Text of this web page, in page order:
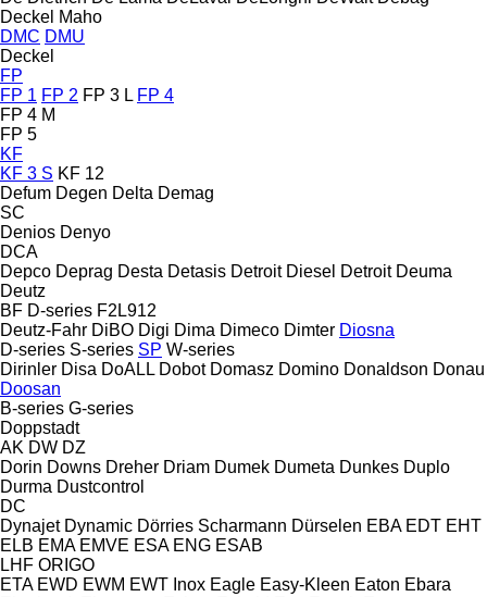
Deckel Maho
DMC DMU
Deckel
FP
FP 1 FP 2 FP 3 L FP 4
FP 4 M
FP 5
KF
KF 3 S KF 12
Defum Degen Delta Demag
SC
Denios Denyo
DCA
Depco Deprag Desta Detasis Detroit Diesel Detroit Deuma
Deutz
BF D-series F2L912
Deutz-Fahr DiBO Digi Dima Dimeco Dimter Diosna
D-series S-series SP W-series
Dirinler Disa DoALL Dobot Domasz Domino Donaldson Donau
Doosan
B-series G-series
Doppstadt
AK DW DZ
Dorin Downs Dreher Driam Dumek Dumeta Dunkes Duplo
Durma Dustcontrol
DC
Dynajet Dynamic Dörries Scharmann Dürselen EBA EDT EHT
ELB EMA EMVE ESA ENG ESAB
LHF ORIGO
ETA EWD EWM EWT Inox Eagle Easy-Kleen Eaton Ebara